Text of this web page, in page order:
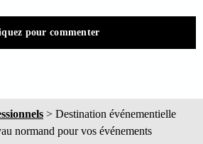
pour commenter
> Destination événementielle
normand pour vos événements